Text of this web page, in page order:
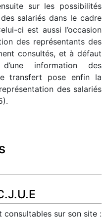
sur les possibilités
salariés dans le cadre
ci est aussi l’occasion
des représentants des
consultés, et à défaut
information des
transfert pose enfin la
des salariés
consultables sur son site :